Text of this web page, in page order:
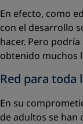
En efecto, como
con el desarrollo
hacer. Pero
obtenido muchos
Red para toda
En su
de adultos se han